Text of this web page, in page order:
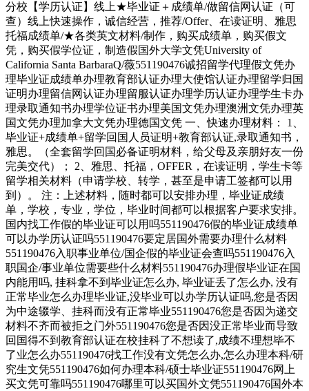
分校【学历认证】线上★毕业证＋成绩单/做留信网认证（可
查）线上快速操作，诚信经营，推荐/Offer、在读证明、雅思
托福成绩单/★各类英文材料/制作，购买成绩单，购买假文
凭，购买假学位证，制造假国外大学文凭University of
California Santa BarbaraQ/薇551190476诚招留学代理假文凭办
理毕业证成绩单办理教育部认证办理大使馆认证办理留学归国
证明办理留信网认证办理留服认证办理学历认证办理学生卡办
理录取通知书办理学位证书办理美国文凭办理澳洲文凭办理英
国文凭办理加拿大文凭办理德国文凭 一、快速办理材料： 1、
毕业证+成绩单+留学回国人员证明+教育部认证,录取通知书，
雅思。（全套留学回国必备证明材料，给父母及亲朋好友一份
完美交代）； 2、雅思、托福，OFFER，在读证明，学生卡等
留学相关材料（申请学校、转学，甚至是申请工签都可以用
到）。 注：上述材料，随时都可以安排办理，毕业证成绩
单，学校，专业，学位，毕业时间都可以根据客户要求安排。
国内找工作假的毕业证可以用吗551190476假的毕业证成绩单
可以办学历认证吗551190476要定居国外需要办理什么材料
551190476入职事业单位/国企假的毕业证会查吗551190476入
职国企/事业单位需要些什么材料551190476办理假毕业证在国
内能用吗, 挂科拿不到毕业证怎么办, 毕业证丢了怎么办, 没有
正常毕业怎么办理毕业证,没毕业可以办学历认证吗,您是否因
为中途辍学、挂科而没有正常毕业551190476您是否因为递交
材料不齐而被拒之门外551190476您是否因没正常毕业而导致
回国得不到教育部认证在校挂科了不想读了,成绩不理想毕不
了业怎么办551190476找工作没有文凭怎么办,怎么办理本科/研
究生文凭551190476如何办理本科/硕士毕业证551190476网上
买文凭可靠吗551190476哪里可以买国外文凭551190476国外本